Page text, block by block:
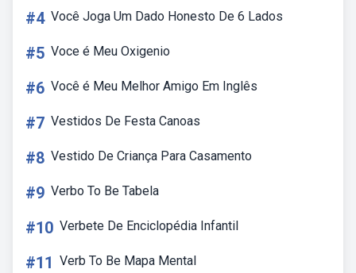
#4 Você Joga Um Dado Honesto De 6 Lados
#5 Voce é Meu Oxigenio
#6 Você é Meu Melhor Amigo Em Inglês
#7 Vestidos De Festa Canoas
#8 Vestido De Criança Para Casamento
#9 Verbo To Be Tabela
#10 Verbete De Enciclopédia Infantil
#11 Verb To Be Mapa Mental